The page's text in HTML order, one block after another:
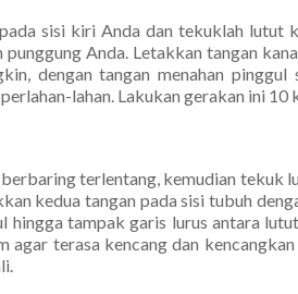
sisi kiri Anda dan tekuklah lutut
punggung Anda. Letakkan tangan
dengan tangan menahan
lahan. Lakukan gerakan ini 10
terlentang, kemudian tekuk
kedua tangan pada sisi tubuh
hingga tampak garis lurus antara
agar terasa kencang dan